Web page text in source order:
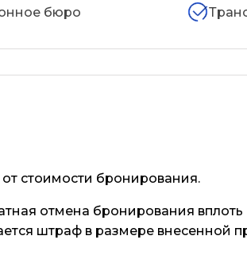
бюро
стоимости бронирования.
отмена бронирования
штраф в размере внесенной